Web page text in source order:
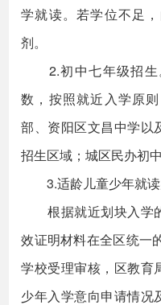
学就读。若学位不足
剂。
2.初中七年级招生
数，按照就近入学原
部、资阳区文昌中学以
招生区域；城区民办初
3.适龄儿童少年就读
根据就近划块入学
效证明材料在全区统一
学校受理审核，区教育
少年入学意向申请情况